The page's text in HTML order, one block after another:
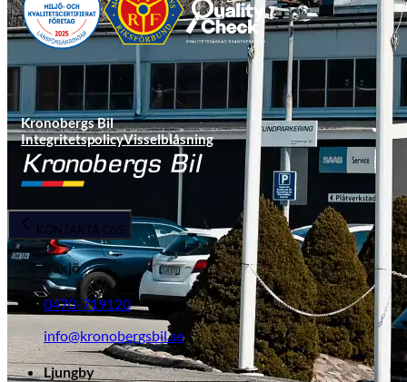
Kronobergs Bil
IntegritetspolicyVisselblåsning
KONTAKTA OSS
Växjö
0470-719120
info@kronobergsbil.se
Ljungby